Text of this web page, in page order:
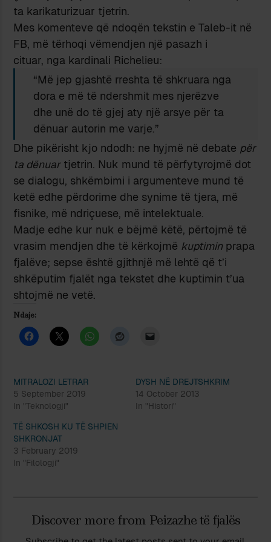
ta karikaturizuar tjetrin.
Mes komenteve që ndoqën tekstin e Taleb-it në
FB, më tërhoqi vëmendjen një pasazh i
cituar, nga kardinali Richelieu:
“Më jep gjashtë rreshta të shkruara nga
dora e më të ndershmit mes njerëzve
dhe unë do të gjej aty një arsye për ta
dënuar autorin me varje.”
Dhe pikërisht kjo ndodh: ne hyjmë në debate për
ta dënuartjetrin. Nuk mund të përfytyrojmë dot
se dialogu, shkëmbimi i argumenteve mund të
ketë edhe përdorime dhe synime të tjera, më
fisnike, më ndriçuese, më intelektuale.
Madje edhe kur nuk e bëjmë këtë, përtojmë të
vrasim mendjen dhe të kërkojmë kuptimin prapa
fjalëve; sepse është gjithnjë më lehtë që t’i
shkëputim fjalët nga tekstet dhe kuptimin t’ua
shtojmë ne vetë.
Ndaje:
MITRALOZI LETRAR
5 September 2019
In "Teknologji"
DYSH NË DREJTSHKRIM
14 October 2013
In "Histori"
TË SHKOSH KU TË SHPIEN
SHKRONJAT
3 February 2019
In "Filologji"
Discover more from Peizazhe të fjalës